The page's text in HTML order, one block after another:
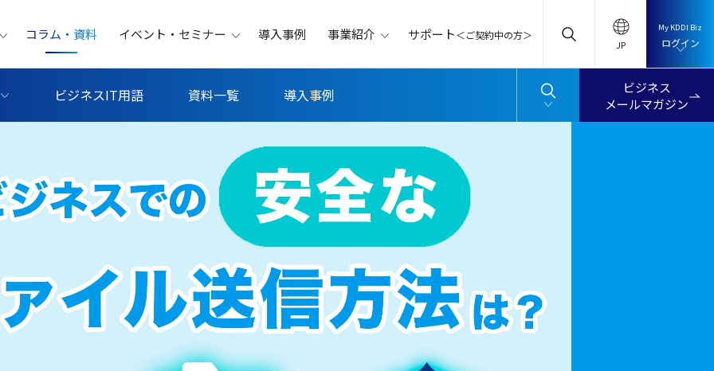
コラム・資料 イベント・セミナー 導入事例 事業紹介 サポート＜ご契約中の方＞
My KDDI Biz
ログイン
ビジネスIT用語 資料一覧 導入事例
ビジネス
メールマガジン